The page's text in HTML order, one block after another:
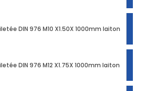
DIN 976 M10 X1.50X 1000mm laiton
DIN 976 M12 X1.75X 1000mm laiton